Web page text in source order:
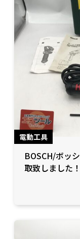
電動工具
BOSCH/ボッ
取致しました